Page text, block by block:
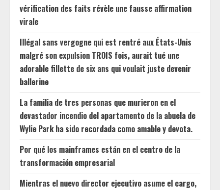
vérification des faits révèle une fausse affirmation
virale
Illégal sans vergogne qui est rentré aux États-Unis
malgré son expulsion TROIS fois, aurait tué une
adorable fillette de six ans qui voulait juste devenir
ballerine
La familia de tres personas que murieron en el
devastador incendio del apartamento de la abuela de
Wylie Park ha sido recordada como amable y devota.
Por qué los mainframes están en el centro de la
transformación empresarial
Mientras el nuevo director ejecutivo asume el cargo,